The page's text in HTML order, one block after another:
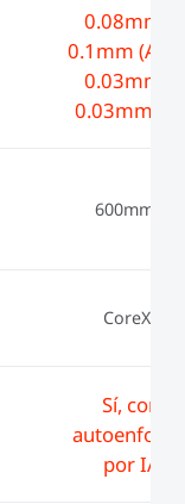
0.08mm x
0.1mm
0.03mm x
0.03mm
600mm/s
CoreXY
Sí, con
por IA